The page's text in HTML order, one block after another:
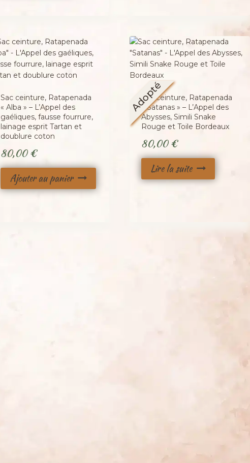
Sac ceinture, Ratapenada
« Alba » – L’Appel des
gaéliques, fausse fourrure,
lainage esprit Tartan et
doublure coton
80,00€
Ajouter au panier
Adopté
Sac ceinture, Ratapenada
« Satanas » – L’Appel des
Abysses, Simili Snake
Rouge et Toile Bordeaux
80,00€
Lire la suite